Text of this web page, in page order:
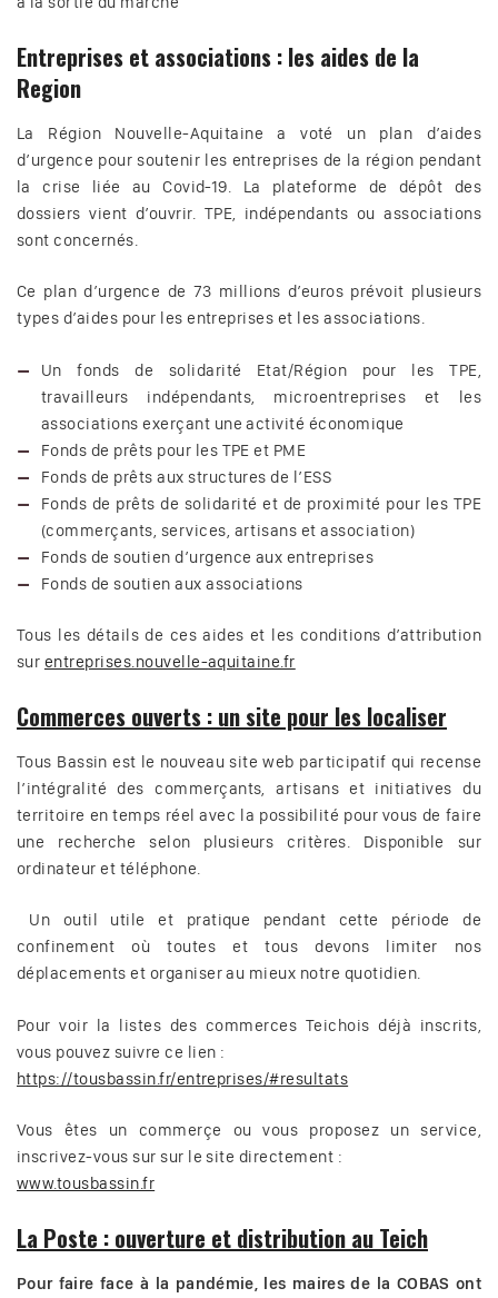
Entreprises et associations : les aides de la
Region
La Région Nouvelle-Aquitaine a voté un plan d’aides
d’urgence pour soutenir les entreprises de la région pendant
la crise liée au Covid-19. La plateforme de dépôt des
dossiers vient d’ouvrir. TPE, indépendants ou associations
sont concernés.
Ce plan d’urgence de 73 millions d’euros prévoit plusieurs
types d’aides pour les entreprises et les associations.
Un fonds de solidarité Etat/Région pour les TPE,
travailleurs indépendants, microentreprises et les
associations exerçant une activité économique
Fonds de prêts pour les TPE et PME
Fonds de prêts aux structures de l’ESS
Fonds de prêts de solidarité et de proximité pour les TPE
(commerçants, services, artisans et association)
Fonds de soutien d’urgence aux entreprises
Fonds de soutien aux associations
Tous les détails de ces aides et les conditions d’attribution
sur entreprises.nouvelle-aquitaine.fr
Commerces ouverts : un site pour les localiser
Tous Bassin est le nouveau site web participatif qui recense
l’intégralité des commerçants, artisans et initiatives du
territoire en temps réel avec la possibilité pour vous de faire
une recherche selon plusieurs critères. Disponible sur
ordinateur et téléphone.
Un outil utile et pratique pendant cette période de
confinement où toutes et tous devons limiter nos
déplacements et organiser au mieux notre quotidien.
Pour voir la listes des commerces Teichois déjà inscrits,
vous pouvez suivre ce lien :
https://tousbassin.fr/entreprises/#resultats
Vous êtes un commerçe ou vous proposez un service,
inscrivez-vous sur sur le site directement :
www.tousbassin.fr
La Poste : ouverture et distribution au Teich
Pour faire face à la pandémie, les maires de la COBAS ont